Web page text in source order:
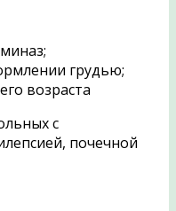
грудью;
возраста
с
почечной